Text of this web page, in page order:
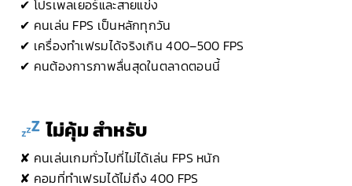
✔ โปรเพลเยอร์และสายแข่ง
✔ คนเล่น FPS เป็นหลักทุกวัน
✔ เครื่องทำเฟรมได้จริงเกิน 400–500 FPS
✔ คนต้องการภาพลื่นสุดในตลาดตอนนี้
ไม่คุ้ม สำหรับ
✘ คนเล่นเกมทั่วไปที่ไม่ได้เล่น FPS หนัก
✘ คอมที่ทำเฟรมได้ไม่ถึง 400 FPS